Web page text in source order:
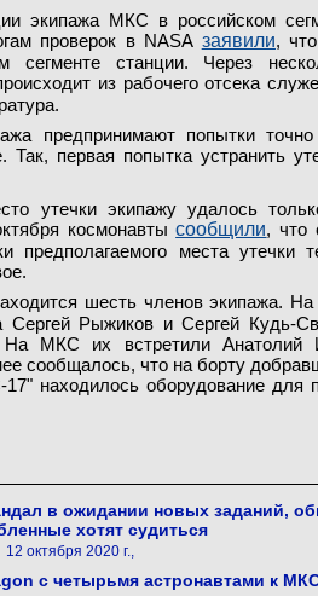
экипажа МКС в российском
проверок в NASA заявили,
сегменте станции. Через
из рабочего отсека
предпринимают попытки точно
Так, первая попытка устранить
утечки экипажу удалось
космонавтысообщили, что
предполагаемого места утечки
шесть членов экипажа.
Сергей Рыжиков и Сергей Кудь-
На МКС их встретили Анатолий
сообщалось, что на борту
находилось оборудование для
в ожидании новых заданий,
хотят судиться
12 октября 2020 г.,
с четырьмя астронавтами к